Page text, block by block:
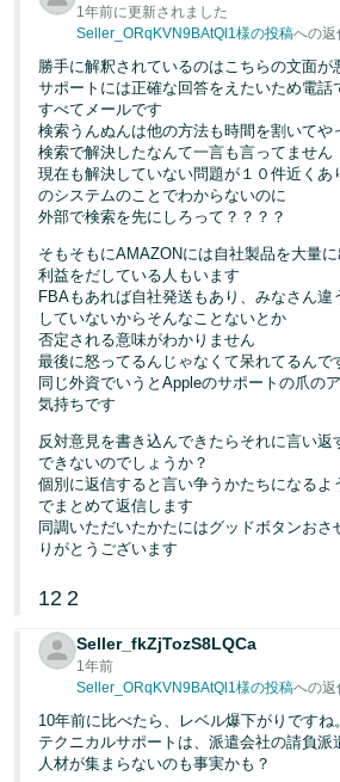
1年前に更新されました
Seller_ORqKVN9BAtQl1様の投稿への返
勝手に解釈されているのはこちらの文面が
サポートには正確な回答をえたいため電
すべてメールです
検索うんぬんは他の方法も時間を割いてや
検索で解決したなんて一言も言ってません
現在も解決していない問題が１０件近く
のシステムのことでわからないのに
外部で検索を先にしろって？？？？
そもそもにAMAZONには自社製品を大量
利益をだしている人もいます
FBAもあれば自社発送もあり、みなさん
していないからそんなことないとか
否定される意味がわかりません
最後に怒ってるんじゃなくて呆れてるんで
同じ外資でいうとAppleのサポートの爪の
気持ちです
反対意見を書き込んできたらそれに言い返
できないのでしょうか？
個別に返信すると言い争うかたちになるよ
でまとめて返信します
同調いただいたかたにはグッドボタンお
りがとうございます
12 2
Seller_fkZjTozS8LQCa
1年前
Seller_ORqKVN9BAtQl1様の投稿への返
10年前に比べたら、レベル爆下がりですね。
テクニカルサポートは、派遣会社の請負派
人材が集まらないのも事実かも？